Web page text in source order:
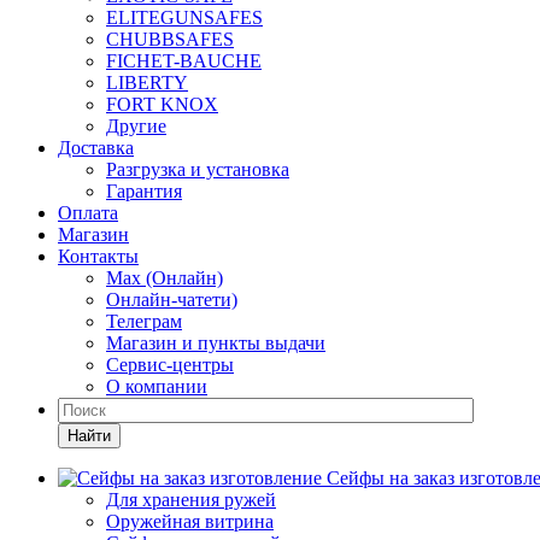
ELITEGUNSAFES
CHUBBSAFES
FICHET-BAUCHE
LIBERTY
FORT KNOX
Другие
Доставка
Разгрузка и установка
Гарантия
Оплата
Магазин
Контакты
Max (Онлайн)
Онлайн-чатети)
Телеграм
Магазин и пункты выдачи
Сервис-центры
О компании
Найти
Сейфы на заказ
Для хранения ружей
Оружейная витрина